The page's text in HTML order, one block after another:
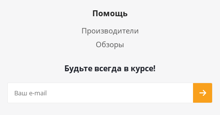
Помощь
Производители
Обзоры
Будьте всегда в курсе!